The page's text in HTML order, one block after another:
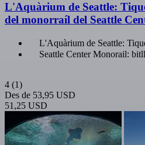
L'Aquàrium de Seattle:
del monorraíl del Seattle
L'Aquàrium de Seattle:
Seattle Center Monorail:
4 (1)
Des de 53,95 USD
51,25 USD